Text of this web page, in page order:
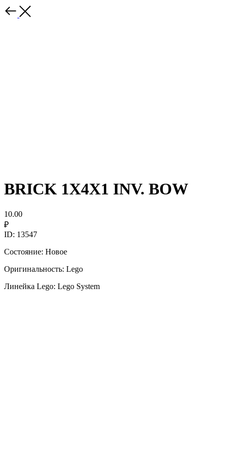
BRICK 1X4X1 INV. BOW
10.00
₽
ID: 13547
Состояние: Новое
Оригинальность: Lego
Линейка Lego: Lego System